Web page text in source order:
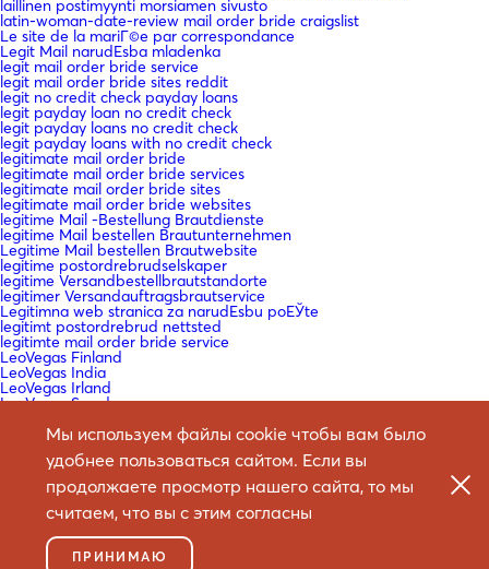
laillinen postimyynti morsiamen sivusto
latin-woman-date-review mail order bride craigslist
Le site de la mariГ©e par correspondance
Legit Mail narudЕѕba mladenka
legit mail order bride service
legit mail order bride sites reddit
legit no credit check payday loans
legit payday loan no credit check
legit payday loans no credit check
legit payday loans with no credit check
legitimate mail order bride
legitimate mail order bride services
legitimate mail order bride sites
legitimate mail order bride websites
legitime Mail -Bestellung Brautdienste
legitime Mail bestellen Brautunternehmen
Legitime Mail bestellen Brautwebsite
legitime postordrebrudselskaper
legitime Versandbestellbrautstandorte
legitimer Versandauftragsbrautservice
Legitimna web stranica za narudЕѕbu poЕЎte
legitimt postordrebrud nettsted
legitimte mail order bride service
LeoVegas Finland
LeoVegas India
LeoVegas Irland
LeoVegas Sweden
Les meilleurs pays pour obtenir une mariГ©e par correspondance
Les sites de mariГ©e par correspondance lГ©gitimes
lesbian mail order bride
Lesbienne Mail Commande Bride Reddit
list of best mail order bride sites
Liste der besten Mail -Bestell -Braut -Sites
loan company fast cash payday loan
loan for payday
Мы используем файлы cookie чтобы вам было
удобнее пользоваться сайтом. Если вы
продолжаете просмотр нашего сайта, то мы
считаем, что вы с этим согласны
ПРИНИМАЮ